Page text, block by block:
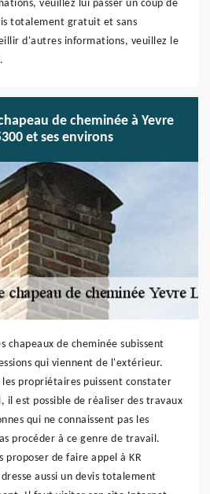
veuillez lui passer un coup de
totalement gratuit et sans
d'autres informations, veuillez le
de cheminée à Yevre
et ses environs
chapeaux de cheminée subissent
qui viennent de l'extérieur.
les propriétaires puissent constater
il est possible de réaliser des travaux
qui ne connaissent pas les
procéder à ce genre de travail.
proposer de faire appel à KR
aussi un devis totalement